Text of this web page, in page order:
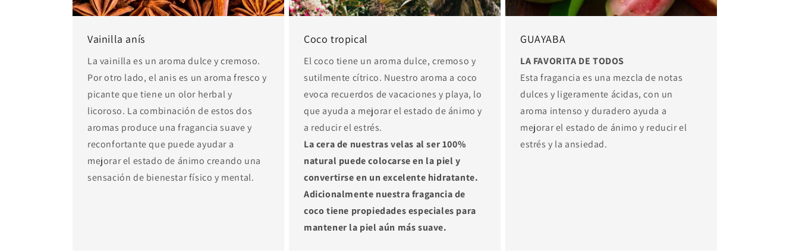
Vainilla anís
La vainilla es un aroma dulce y cremoso.
Por otro lado, el anis es un aroma fresco y
picante que tiene un olor herbal y
licoroso. La combinación de estos dos
aromas produce una fragancia suave y
reconfortante que puede ayudar a
mejorar el estado de ánimo creando una
sensación de bienestar físico y mental.
Coco tropical
El coco tiene un aroma dulce, cremoso y
sutilmente cítrico. Nuestro aroma a coco
evoca recuerdos de vacaciones y playa, lo
que ayuda a mejorar el estado de ánimo y
a reducir el estrés.
La cera de nuestras velas al ser 100%
natural puede colocarse en la piel y
convertirse en un excelente hidratante.
Adicionalmente nuestra fragancia de
coco tiene propiedades especiales para
mantener la piel aún más suave.
GUAYABA
LA FAVORITA DE TODOS
Esta fragancia es una mezcla de notas
dulces y ligeramente ácidas, con un
aroma intenso y duradero ayuda a
mejorar el estado de ánimo y reducir el
estrés y la ansiedad.